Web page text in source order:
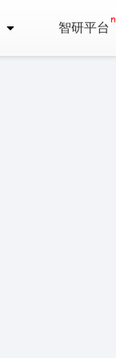
智研平台